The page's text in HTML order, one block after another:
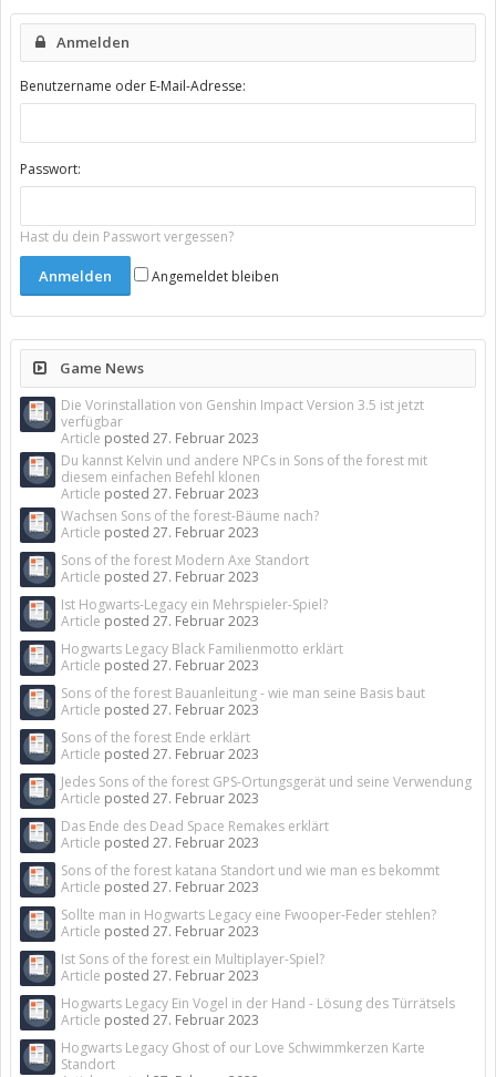
Anmelden
Benutzername oder E-Mail-Adresse:
Passwort:
Hast du dein Passwort vergessen?
Angemeldet bleiben
Game News
Die Vorinstallation von Genshin Impact Version 3.5 ist jetzt
verfügbar
Article posted 27. Februar 2023
Du kannst Kelvin und andere NPCs in Sons of the forest mit
diesem einfachen Befehl klonen
Article posted 27. Februar 2023
Wachsen Sons of the forest-Bäume nach?
Article posted 27. Februar 2023
Sons of the forest Modern Axe Standort
Article posted 27. Februar 2023
Ist Hogwarts-Legacy ein Mehrspieler-Spiel?
Article posted 27. Februar 2023
Hogwarts Legacy Black Familienmotto erklärt
Article posted 27. Februar 2023
Sons of the forest Bauanleitung - wie man seine Basis baut
Article posted 27. Februar 2023
Sons of the forest Ende erklärt
Article posted 27. Februar 2023
Jedes Sons of the forest GPS-Ortungsgerät und seine Verwendung
Article posted 27. Februar 2023
Das Ende des Dead Space Remakes erklärt
Article posted 27. Februar 2023
Sons of the forest katana Standort und wie man es bekommt
Article posted 27. Februar 2023
Sollte man in Hogwarts Legacy eine Fwooper-Feder stehlen?
Article posted 27. Februar 2023
Ist Sons of the forest ein Multiplayer-Spiel?
Article posted 27. Februar 2023
Hogwarts Legacy Ein Vogel in der Hand - Lösung des Türrätsels
Article posted 27. Februar 2023
Hogwarts Legacy Ghost of our Love Schwimmkerzen Karte
Standort